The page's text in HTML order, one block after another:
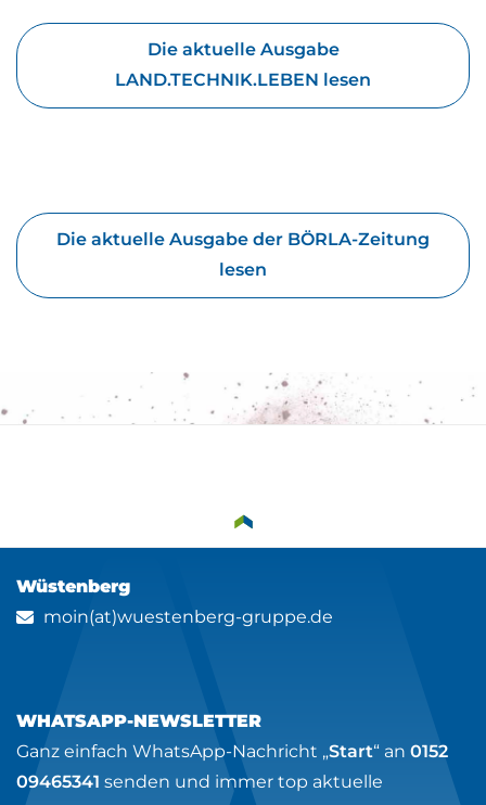
Die aktuelle Ausgabe
LAND.TECHNIK.LEBEN lesen
Die aktuelle Ausgabe der BÖRLA-Zeitung
lesen
Wüstenberg
moin(at)wuestenberg-gruppe.de
WHATSAPP-NEWSLETTER
Ganz einfach WhatsApp-Nachricht „Start“ an 0152
09465341 senden und immer top aktuelle